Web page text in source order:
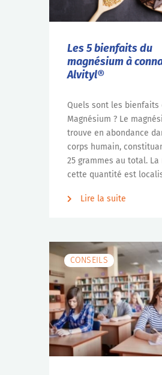
Les 5 bienfaits du
magnésium à
Alvityl®
Quels sont les bienfaits
Magnésium ? Le
trouve en abondance
corps humain,
25 grammes au total.
cette quantité est
Lire la suite
CONSEILS